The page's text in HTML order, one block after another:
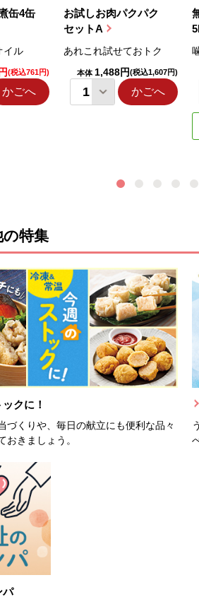
缶4缶
イル
(税込761円)
かごへ
お試しお肉パクパク
セットA
あれこれ試せておトク
本体 1,488円(税込1,607円)
かごへ
特集
クに！
づくりや、毎日の献立にも便利な品々
おきましょう。
パ